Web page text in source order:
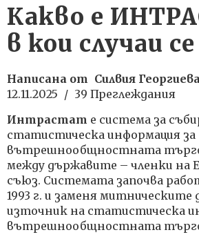
Какво е
в кои случаи
Написана от Силвия
12.11.2025 / 39 Преглеждания
Интрастат е система за
статистическа информация за
вътрешнообщностната
между държавите – членки на
съюз. Системата започва
1993 г. и заменя митническите
източник на статистическа
вътрешнообщностната